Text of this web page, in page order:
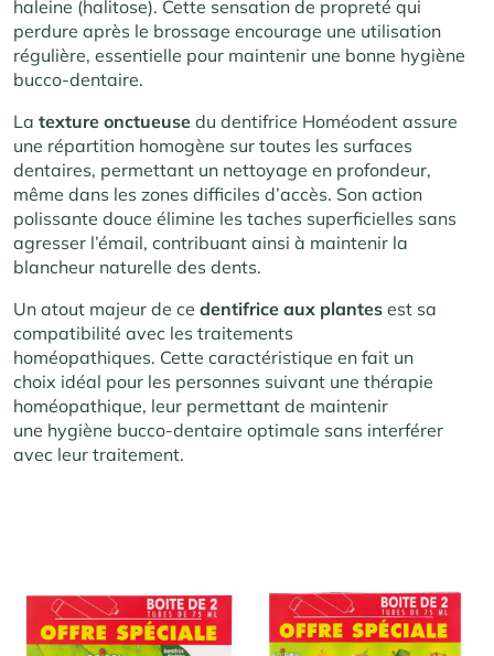
haleine (halitose). Cette sensation de propreté qui
perdure après le brossage encourage une utilisation
régulière, essentielle pour maintenir une bonne hygiène
bucco-dentaire.
La texture onctueuse du dentifrice Homéodent assure
une répartition homogène sur toutes les surfaces
dentaires, permettant un nettoyage en profondeur,
même dans les zones difficiles d’accès. Son action
polissante douce élimine les taches superficielles sans
agresser l’émail, contribuant ainsi à maintenir la
blancheur naturelle des dents.
Un atout majeur de ce dentifrice aux plantes est sa
compatibilité avec les traitements
homéopathiques. Cette caractéristique en fait un
choix idéal pour les personnes suivant une thérapie
homéopathique, leur permettant de maintenir
une hygiène bucco-dentaire optimale sans interférer
avec leur traitement.